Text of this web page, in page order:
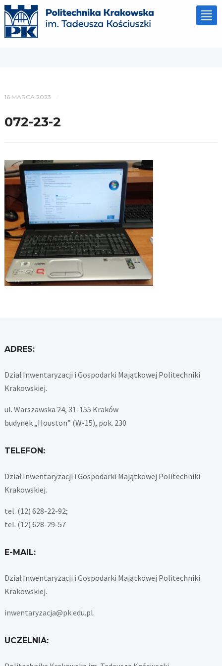
16 MARCA 2023
072-23-2
ADRES:
Dział Inwentaryzacji i Gospodarki Majątkowej Politechniki
Krakowskiej.
ul. Warszawska 24, 31-155 Kraków
budynek „Houston” (W-15), pok. 230
TELEFON:
Dział Inwentaryzacji i Gospodarki Majątkowej Politechniki
Krakowskiej.
tel. (12) 628-22-92;
tel. (12) 628-29-57
E-MAIL:
Dział Inwentaryzacji i Gospodarki Majątkowej Politechniki
Krakowskiej.
inwentaryzacja@pk.edu.pl.
UCZELNIA: